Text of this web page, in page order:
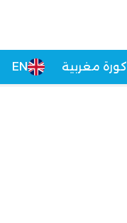
كورة مغربية EN